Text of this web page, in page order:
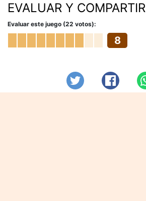
EVALUAR Y COMPARTIR
Evaluar este juego (22 votos):
8